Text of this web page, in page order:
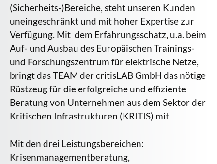
(Sicherheits-)Bereiche, steht unseren Kunden
uneingeschränkt und mit hoher Expertise zur
Verfügung. Mit dem Erfahrungsschatz, u.a. beim
Auf- und Ausbau des Europäischen Trainings-
und Forschungszentrum für elektrische Netze,
bringt das TEAM der critisLAB GmbH das nötige
Rüstzeug für die erfolgreiche und effiziente
Beratung von Unternehmen aus dem Sektor der
Kritischen Infrastrukturen (KRITIS) mit.
Mit den drei Leistungsbereichen:
Krisenmanagementberatung,